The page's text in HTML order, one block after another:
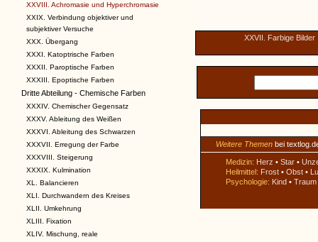
XXVIII. Achromasie und Hyperchromasie
XXIX. Verbindung objektiver und
subjektiver Versuche
XXX. Übergang
XXXI. Katoptrische Farben
XXXII. Paroptische Farben
XXXIII. Epoptische Farben
Dritte Abteilung - Chemische Farben
XXXIV. Chemischer Gegensatz
XXXV. Ableitung des Weißen
XXXVI. Ableitung des Schwarzen
XXXVII. Erregung der Farbe
XXXVIII. Steigerung
XXXIX. Kulmination
XL. Balancieren
XLI. Durchwandern des Kreises
XLII. Umkehrung
XLIII. Fixation
XLIV. Mischung, reale
XXVII. Farbige Bilder
Weitere Themen bei
Medizin: Herz • Star •
Heilmittel: Frost • Obst •
Psychologie: Kind • Traum